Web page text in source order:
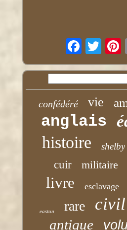
confédéré vie
anglais
histoire shelby
cuir militaire
livre esclavage
easton rare civil
antique